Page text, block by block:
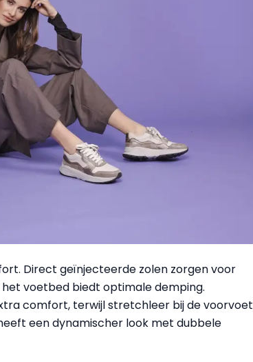
Direct geïnjecteerde zolen zorgen voor
voetbed biedt optimale demping.
comfort, terwijl stretchleer bij de voorvoet
een dynamischer look met dubbele